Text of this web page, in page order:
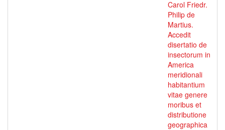
Carol Friedr.
Philip de
Martius.
Accedit
disertatio de
insectorum in
America
meridionali
habitantium
vitae genere
moribus et
distributione
geographica